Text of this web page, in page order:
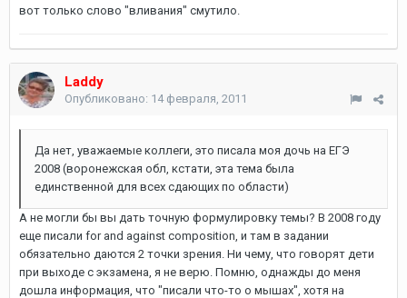
вот только слово "вливания" смутило.
Laddy
Опубликовано: 14 февраля, 2011
Да нет, уважаемые коллеги, это писала моя дочь на ЕГЭ
2008 (воронежская обл, кстати, эта тема была
единственной для всех сдающих по области)
А не могли бы вы дать точную формулировку темы? В 2008 году
еще писали for and against composition, и там в задании
обязательно даются 2 точки зрения. Ни чему, что говорят дети
при выходе с экзамена, я не верю. Помню, однажды до меня
дошла информация, что "писали что-то о мышах", хотя на